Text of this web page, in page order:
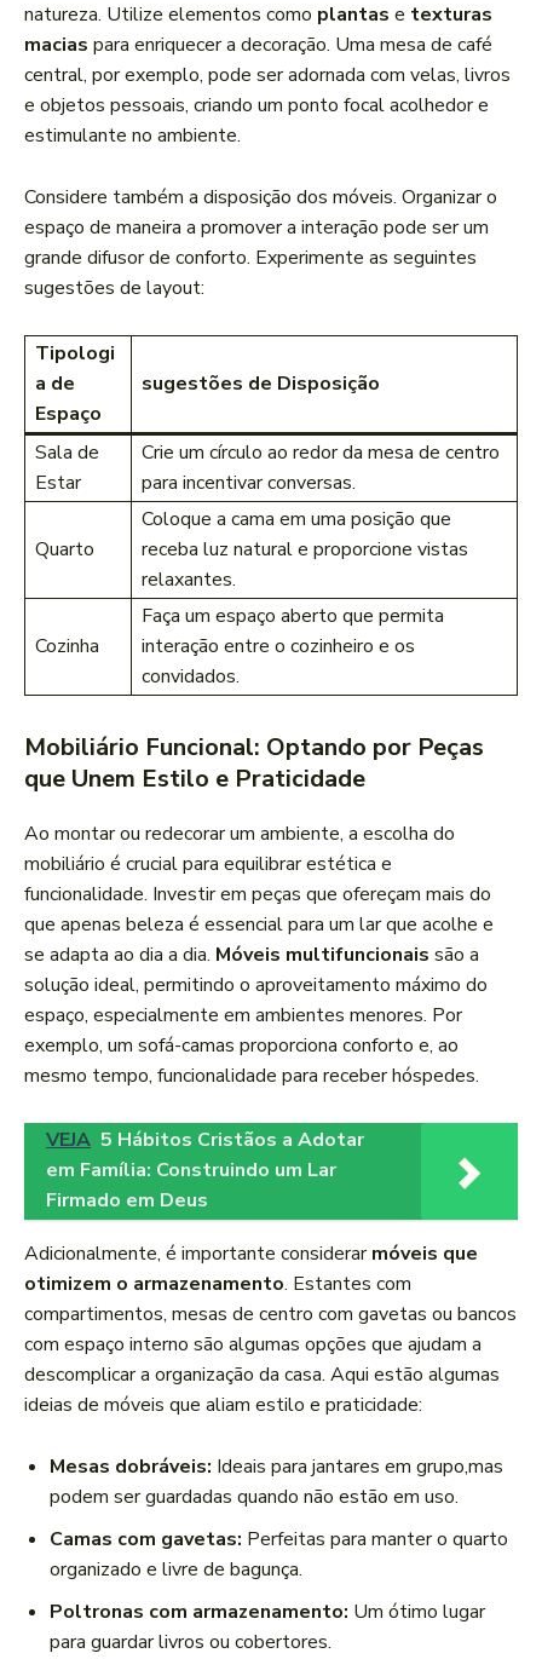
‍natureza. Utilize elementos como plantas e texturas
macias para enriquecer ⁢a decoração. ⁣Uma mesa de café
central, por exemplo, pode ser adornada com velas, livros
e‍ objetos pessoais, criando um ponto​ focal acolhedor e
estimulante no ambiente.
Considere também a disposição dos móveis. Organizar o
espaço de maneira⁢ a promover a interação pode ser um
grande difusor de conforto. Experimente as seguintes
sugestões de layout:
Tipologi
a de
Espaço
sugestões de Disposição
Sala de
Estar
Crie um círculo ao redor da mesa de centro
para ‍incentivar conversas.
Quarto
Coloque a cama em uma posição que
receba luz ⁣natural e proporcione vistas
relaxantes.
Cozinha
Faça um espaço aberto que permita
interação⁤ entre‍ o cozinheiro e os‍
convidados.
Mobiliário ⁤Funcional: Optando por Peças
que Unem Estilo e Praticidade
Ao montar ou redecorar um ambiente, a escolha do
mobiliário é crucial para equilibrar estética e
funcionalidade. Investir em peças ⁤que ofereçam ⁤mais do
que apenas beleza é ​essencial para um lar que acolhe e
se adapta ao dia a dia. Móveis multifuncionais são a
solução ideal, permitindo o aproveitamento máximo do
espaço, especialmente em ambientes menores.⁤ Por
exemplo, um sofá-camas proporciona conforto⁣ e, ao
mesmo tempo, ⁢funcionalidade para receber hóspedes.
VEJA 5 Hábitos Cristãos a Adotar
em Família: Construindo um Lar
Firmado em Deus
Adicionalmente, é importante considerarmóveis que
otimizem o armazenamento. Estantes com
compartimentos, mesas de ​centro com gavetas ou bancos
com⁣ espaço interno são algumas opções que ajudam a
descomplicar a organização da casa. Aqui estão algumas
ideias de móveis que aliam estilo e praticidade:
Mesas dobráveis: Ideais para jantares em grupo,mas⁢
podem ser guardadas quando não estão em uso.
Camas com gavetas: Perfeitas para manter o quarto
organizado e livre de bagunça.
Poltronas com ‌armazenamento: Um ótimo lugar
para guardar livros ou cobertores.